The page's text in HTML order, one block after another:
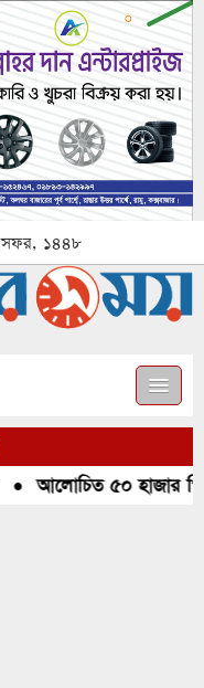
১৪৪৮
আলোচিত ৫০ হাজার পিস